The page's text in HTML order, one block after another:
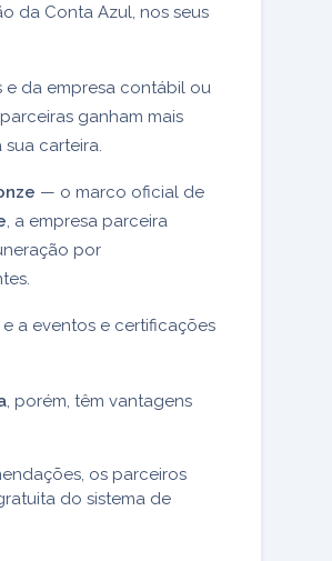
da Conta Azul, nos seus
e da empresa contábil ou
ganham mais
carteira.
— o marco oficial de
, a empresa parceira
por
a eventos e certificações
, porém, têm vantagens
os parceiros
do sistema de